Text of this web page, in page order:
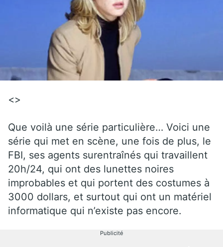
<>
Que voilà une série particulière… Voici une
série qui met en scène, une fois de plus, le
FBI, ses agents surentraînés qui travaillent
20h/24, qui ont des lunettes noires
improbables et qui portent des costumes à
3000 dollars, et surtout qui ont un matériel
informatique qui n’existe pas encore.
Publicité